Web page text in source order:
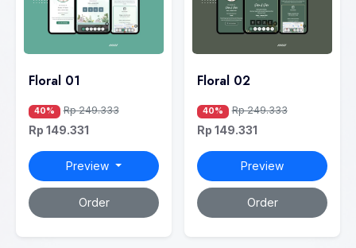
Floral 01
40% Rp 249.333
Rp 149.331
Preview
Order
Floral 02
40% Rp 249.333
Rp 149.331
Preview
Order